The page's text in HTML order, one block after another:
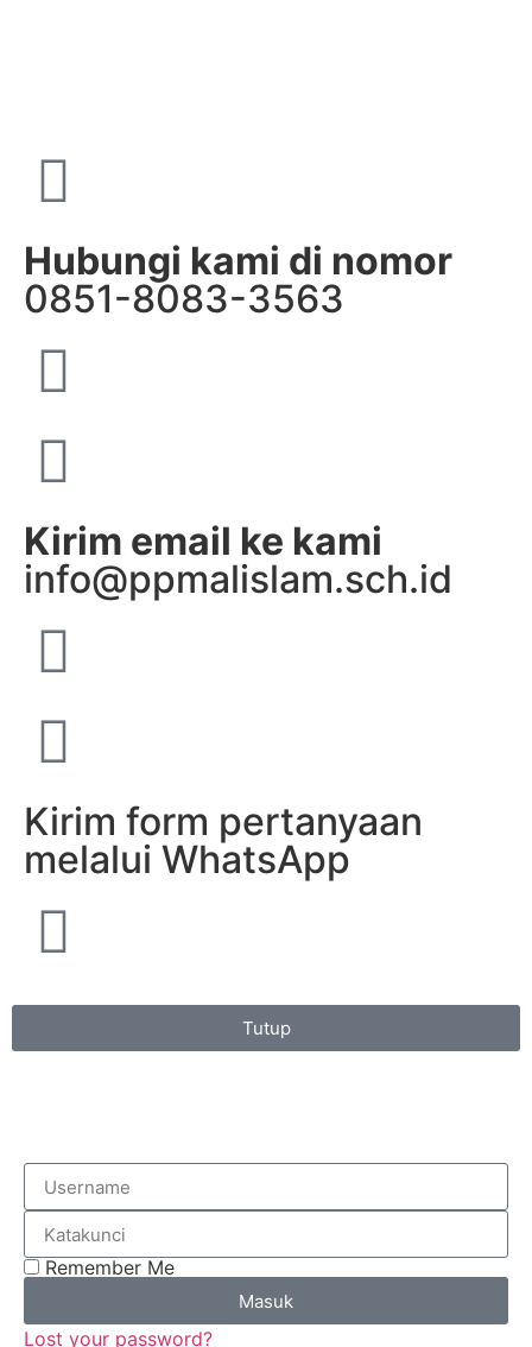
Hubungi kami di nomor
0851-8083-3563
Kirim email ke kami
info@ppmalislam.sch.id
Kirim form pertanyaan
melalui WhatsApp
Tutup
Remember Me
Masuk
Lost your password?